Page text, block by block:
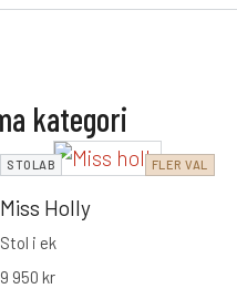
kategori
STOLAB FLER VAL
Miss Holly
Stol i ek
9 950 kr